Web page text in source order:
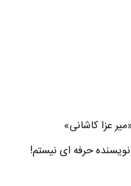
حرفه ای نیستم!